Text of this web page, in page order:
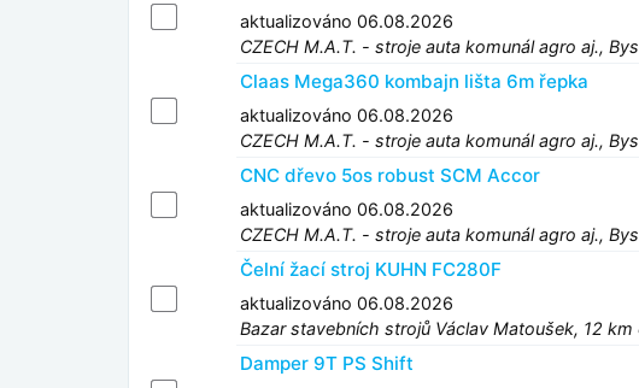
aktualizováno 06.08.2026
CZECH M.A.T. - stroje auta komunál agro aj.,
Claas Mega360 kombajn lišta 6m řepka
aktualizováno 06.08.2026
CZECH M.A.T. - stroje auta komunál agro aj.,
CNC dřevo 5os robust SCM Accor
aktualizováno 06.08.2026
CZECH M.A.T. - stroje auta komunál agro aj.,
Čelní žací stroj KUHN FC280F
aktualizováno 06.08.2026
Bazar stavebních strojů Václav Matoušek, 12 km
Damper 9T PS Shift